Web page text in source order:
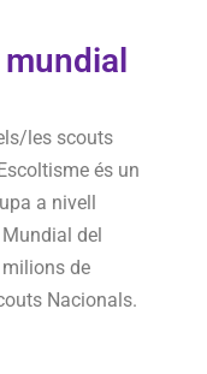
les scouts
és un
a nivell
del
de
Nacionals.